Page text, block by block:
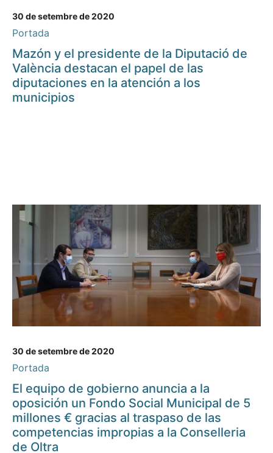
30 de setembre de 2020
Portada
Mazón y el presidente de la Diputació de
València destacan el papel de las
diputaciones en la atención a los
municipios
30 de setembre de 2020
Portada
El equipo de gobierno anuncia a la
oposición un Fondo Social Municipal de 5
millones € gracias al traspaso de las
competencias impropias a la Conselleria
de Oltra